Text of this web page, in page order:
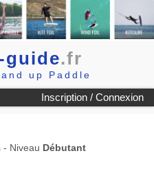
guide.fr
up Paddle
Inscription / Connexion
- Niveau Débutant